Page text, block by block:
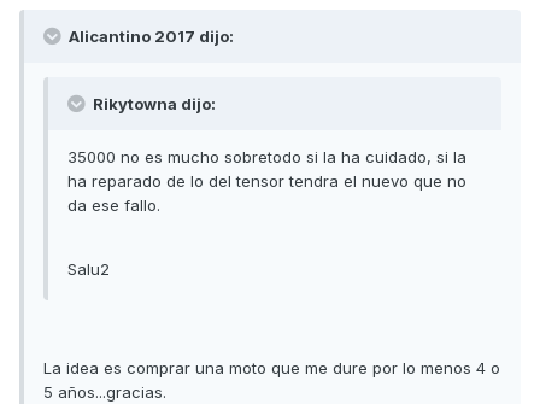
Alicantino 2017 dijo:
Rikytowna dijo:
35000 no es mucho sobretodo si la ha cuidado, si la
ha reparado de lo del tensor tendra el nuevo que no
da ese fallo.
Salu2
La idea es comprar una moto que me dure por lo menos 4 o
5 años...gracias.